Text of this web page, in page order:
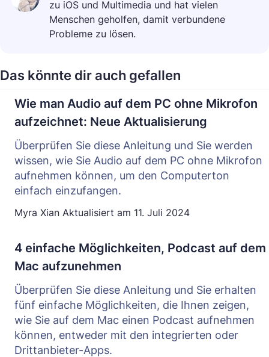
zu iOS und Multimedia und hat vielen
Menschen geholfen, damit verbundene
Probleme zu lösen.
Das könnte dir auch gefallen
Wie man Audio auf dem PC ohne Mikrofon
aufzeichnet: Neue Aktualisierung
Überprüfen Sie diese Anleitung und Sie werden
wissen, wie Sie Audio auf dem PC ohne Mikrofon
aufnehmen können, um den Computerton
einfach einzufangen.
Myra Xian Aktualisiert am 11. Juli 2024
4 einfache Möglichkeiten, Podcast auf dem
Mac aufzunehmen
Überprüfen Sie diese Anleitung und Sie erhalten
fünf einfache Möglichkeiten, die Ihnen zeigen,
wie Sie auf dem Mac einen Podcast aufnehmen
können, entweder mit den integrierten oder
Drittanbieter-Apps.